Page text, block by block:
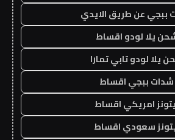
ببجي عن طريق الايدي
يلا لودو اقساط
يلا لودو تابي تمارا
شدات ببجي اقساط
امريكي اقساط
سعودي اقساط